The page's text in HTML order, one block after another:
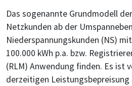
Das sogenannte Grundmodell
Netzkunden ab der
Niederspannungskunden (NS)
100.000 kWh p.a. bzw.
(RLM) Anwendung finden. Es ist
derzeitigen Leistungsbepreisung